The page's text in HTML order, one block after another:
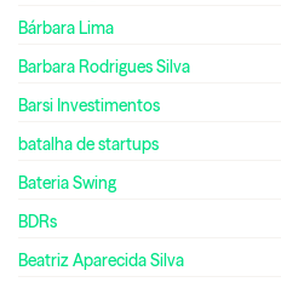
Bárbara Lima
Barbara Rodrigues Silva
Barsi Investimentos
batalha de startups
Bateria Swing
BDRs
Beatriz Aparecida Silva